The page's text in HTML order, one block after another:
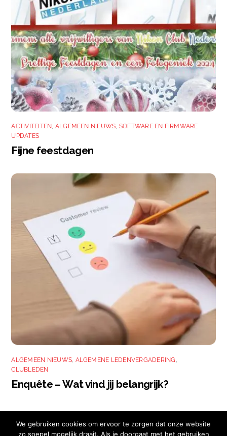
ACTIVITEITEN, ALGEMEEN NIEUWS, SOFTWARE EN FIRMWARE
UPDATES
Fijne feestdagen
ALGEMEEN NIEUWS, ALGEMENE LEDENVERGADERING ,
CLUBLEDEN
Enquête – Wat vind jij belangrijk?
We gebruiken cookies om ervoor te zorgen dat onze website
zo soepel mogelijk draait. Als je doorgaat met het gebruiken